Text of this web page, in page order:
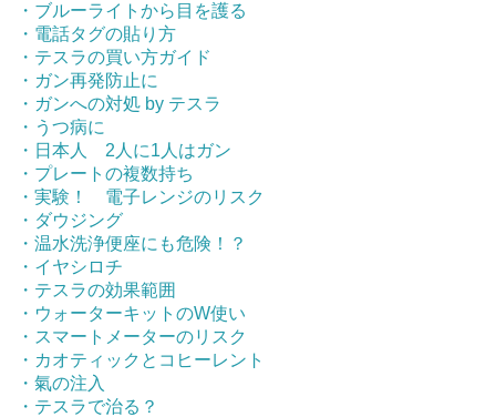
・ブルーライトから目を護る
・電話タグの貼り方
・テスラの買い方ガイド
・ガン再発防止に
・ガンへの対処 by テスラ
・うつ病に
・日本人 2人に1人はガン
・プレートの複数持ち
・実験！ 電子レンジのリスク
・ダウジング
・温水洗浄便座にも危険！？
・イヤシロチ
・テスラの効果範囲
・ウォーターキットのW使い
・スマートメーターのリスク
・カオティックとコヒーレント
・氣の注入
・テスラで治る？